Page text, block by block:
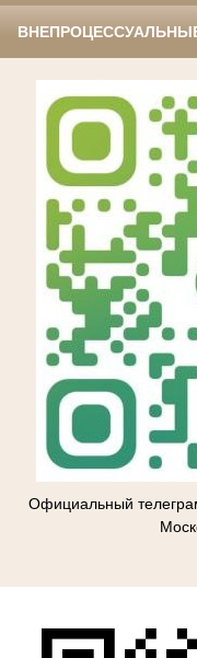
Официальный